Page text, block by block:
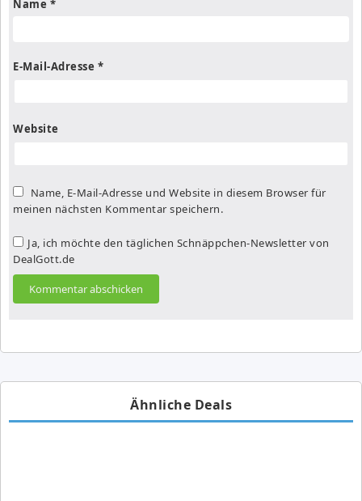
Name *
E-Mail-Adresse *
Website
Name, E-Mail-Adresse und Website in diesem Browser für
meinen nächsten Kommentar speichern.
Ja, ich möchte den täglichen Schnäppchen-Newsletter von
DealGott.de
Ähnliche Deals